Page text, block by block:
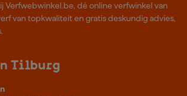
Verfwebwinkel.be, dé online verfwinkel van
van topkwaliteit en gratis deskundig advies,
Tilburg